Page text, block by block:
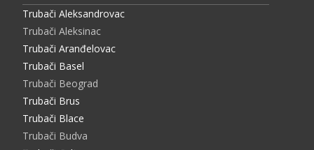
Trubači Aleksandrovac
Trubači Aleksinac
Trubači Aranđelovac
Trubači Basel
Trubači Beograd
Trubači Brus
Trubači Blace
Trubači Budva